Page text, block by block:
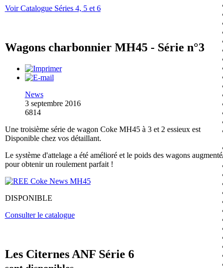
Voir Catalogue Séries 4, 5 et 6
Wagons charbonnier MH45 - Série n°3
News
3 septembre 2016
6814
Une troisième série de wagon Coke MH45 à 3 et 2 essieux est
Disponible chez vos détaillant.
Le système d'attelage a été amélioré et le poids des wagons augmenté
pour obtenir un roulement parfait !
DISPONIBLE
Consulter le catalogue
Les Citernes ANF Série 6